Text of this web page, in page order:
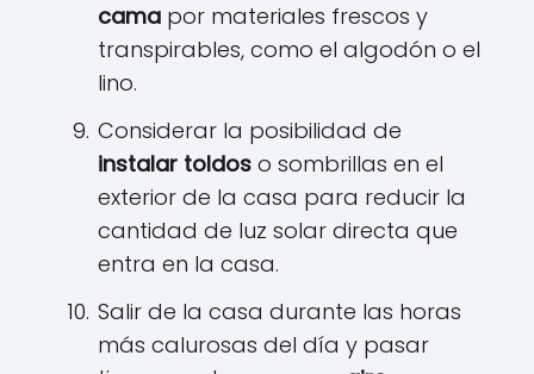
cama por materiales frescos y
transpirables, como el algodón o el
lino.
Considerar la posibilidad de
instalar toldos o sombrillas en el
exterior de la casa para reducir la
cantidad de luz solar directa que
entra en la casa.
Salir de la casa durante las horas
más calurosas del día y pasar